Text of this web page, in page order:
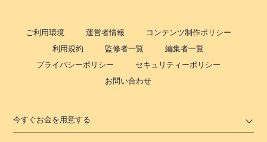
ご利用環境 運営者情報
コンテンツ制作ポリシー
利用規約
監修者一覧
編集者一覧
プライバシーポリシー
セキュリティーポリシー
お問い合わせ
今すぐお金を用意する